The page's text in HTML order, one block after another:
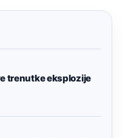
trenutke eksplozije